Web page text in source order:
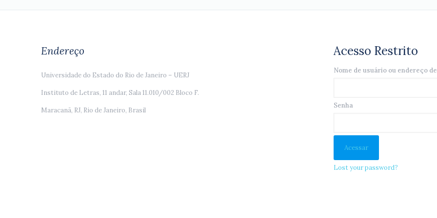
Endereço
Universidade do Estado do Rio de Janeiro – UERJ
Instituto de Letras, 11 andar, Sala 11.010/002 Bloco F.
Maracanã, RJ, Rio de Janeiro, Brasil
Acesso Restrito
Nome de usuário ou endereço
Senha
Lost your password?